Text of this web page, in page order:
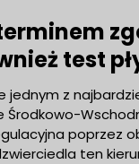
test
jednym z
Środkowo-
poprzez
ten